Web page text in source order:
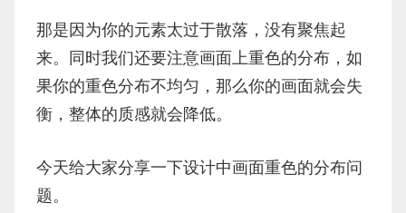
那是因为你的元素太过于散落，没有聚焦起
来。同时我们还要注意画面上重色的分布，如
果你的重色分布不均匀，那么你的画面就会失
衡，整体的质感就会降低。
今天给大家分享一下设计中画面重色的分布问
题。